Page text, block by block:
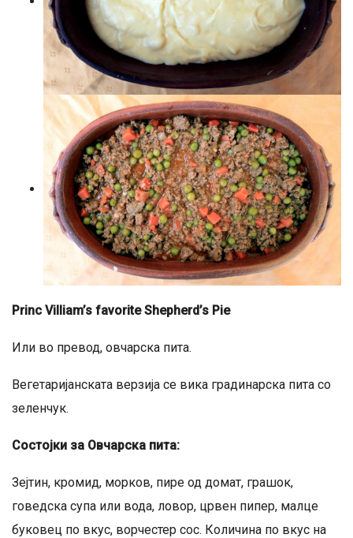
Princ Villiam’s favorite Shepherd’s Pie
Или во превод, овчарска пита.
Вегетаријанската верзија се вика градинарска пита со
зеленчук.
Состојки за Овчарска пита:
Зејтин, кромид, морков, пире од домат, грашок,
говедска супа или вода, ловор, црвен пипер, малце
буковец по вкус, ворчестер сос. Количина по вкус на